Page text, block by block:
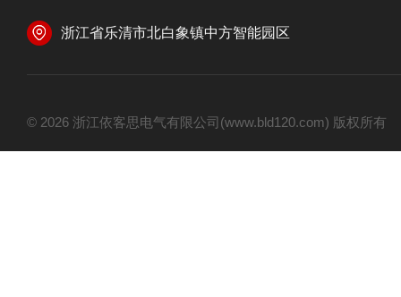
浙江省乐清市北白象镇中方智能园区
© 2026 浙江依客思电气有限公司(www.bld120.com) 版权所有